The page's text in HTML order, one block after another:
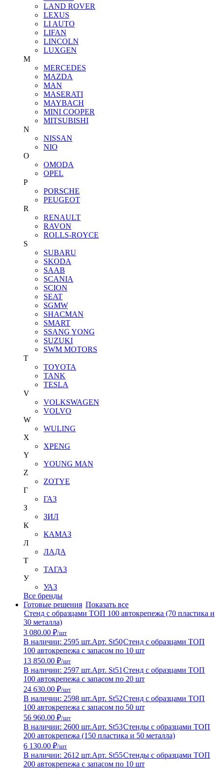
LAND ROVER
LEXUS
LI AUTO
LIFAN
LINCOLN
LUXGEN
M
MERCEDES
MAZDA
MAN
MASERATI
MAYBACH
MINI COOPER
MITSUBISHI
N
NISSAN
NIO
O
OMODA
OPEL
P
PORSCHE
PEUGEOT
R
RENAULT
RAVON
ROLLS-ROYCE
S
SUBARU
SKODA
SAAB
SCANIA
SCION
SEAT
SGMW
SHACMAN
SMART
SSANG YONG
SUZUKI
SWM MOTORS
T
TOYOTA
TANK
TESLA
V
VOLKSWAGEN
VOLVO
W
WULING
X
XPENG
Y
YOUNG MAN
Z
ZOTYE
Г
ГАЗ
З
ЗИЛ
К
КАМАЗ
Л
ЛАДА
Т
ТАГАЗ
У
УАЗ
Все бренды
Готовые решения Показать все
Стенд с образцами ТОП 100 автокрепежа (70 пластика и
30 металла)
3 080.00 ₽/шт
В наличии: 2595 шт.Арт. St50Стенд с образцами ТОП
100 автокрепежа с запасом по 10 шт
13 850.00 ₽/шт
В наличии: 2597 шт.Арт. St51 Стенд с образцами ТОП
100 автокрепежа с запасом по 20 шт
24 630.00 ₽/шт
В наличии: 2598 шт.Арт. St52Стенд с образцами ТОП
100 автокрепежа с запасом по 50 шт
56 960.00 ₽/шт
В наличии: 2600 шт.Арт. St53Стенды с образцами ТОП
200 автокрепежа (150 пластика и 50 металла)
6 130.00 ₽/шт
В наличии: 2612 шт.Арт. St55Стенды с образцами ТОП
200 автокрепежа с запасом по 10 шт